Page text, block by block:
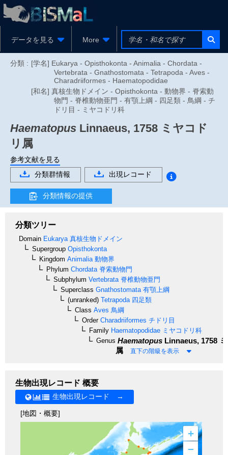
データを見る More
分類 : [学名] Eukarya - Opisthokonta - Animalia - Chordata -
Vertebrata - Gnathostomata - Tetrapoda - Aves -
Charadriiformes - Haematopodidae
[和名] 真核生物ドメイン - Opisthokonta - 動物界 - 脊索動
物門 - 脊椎動物亜門 - 有顎上綱 - 四足類 - 鳥綱 - チ
ドリ目 - ミヤコドリ科
Haematopus Linnaeus, 1758 ミヤコド
リ属
参考文献を見る
分類群情報
出現レコード
分類情報の提供
分類ツリー
Domain Eukarya 真核生物ドメイン
Supergroup Opisthokonta
Kingdom Animalia 動物界
Phylum Chordata 脊索動物門
Subphylum Vertebrata 脊椎動物亜門
Superclass Gnathostomata 有顎上綱
(unranked) Tetrapoda 四足類
Class Aves 鳥綱
OrderCharadriiformes チドリ目
Family Haematopodidae ミヤコドリ科
Genus Haematopus Linnaeus, 1758
属
直下の階級を表示
生物出現レコード 概要
生物出現レコード →
[地図・概要]
+
–